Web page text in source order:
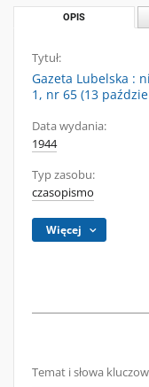
OPIS
Tytuł:
Gazeta Lubelska :
1, nr 65 (13
Data wydania:
1944
Typ zasobu:
czasopismo
Więcej
Temat i słowa